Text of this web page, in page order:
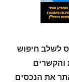
לשלב חיפוש
והקשרים
את הנכסים